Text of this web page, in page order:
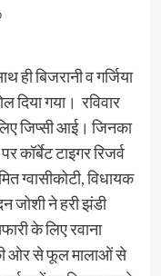
ही बिजरानी व गर्जिया
दिया गया। रविवार
जिप्सी आई। जिनका
कॉर्बेट टाइगर रिजर्व
ग्वासीकोटी, विधायक
जोशी ने हरी झंडी
के लिए रवाना
ओर से फूल मालाओं से